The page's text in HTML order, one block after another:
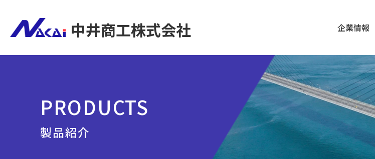
中井商工株式会社 企業情報
PRODUCTS
製品紹介